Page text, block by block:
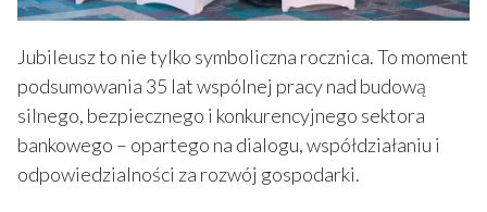
Jubileusz to nie tylko symboliczna rocznica. To moment
podsumowania 35 lat wspólnej pracy nad budową
silnego, bezpiecznego i konkurencyjnego sektora
bankowego – opartego na dialogu, współdziałaniu i
odpowiedzialności za rozwój gospodarki.